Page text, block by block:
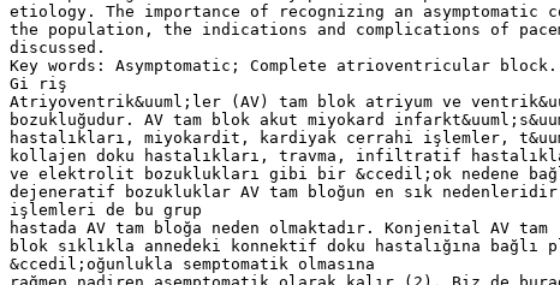
etiology. The importance of recognizing an asymptomatic
the population, the indications and complications of
discussed.
Key words: Asymptomatic; Complete atrioventricular block.
Gi̇ riş
Atriyoventrik&uuml;ler (AV) tam blok atriyum ve
bozukluğudur. AV tam blok akut miyokard
hastalıkları, miyokardit, kardiyak cerrahi işlemler,
kollajen doku hastalıkları, travma, infiltratif
ve elektrolit bozuklukları gibi bir &ccedil;ok nedene
dejeneratif bozukluklar AV tam bloğun en sık
işlemleri de bu grup
hastada AV tam bloğa neden olmaktadır. Konjenital AV tam
blok sıklıkla annedeki konnektif doku hastalığına
&ccedil;oğunlukla semptomatik olmasına